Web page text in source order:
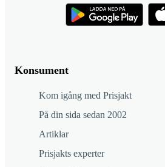
Konsument
Kom igång med Prisjakt
På din sida sedan 2002
Artiklar
Prisjakts experter